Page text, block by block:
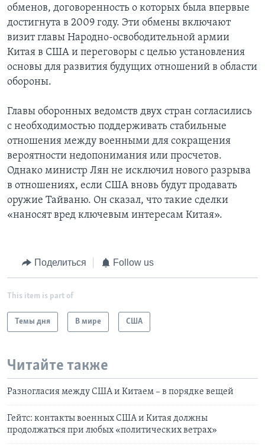
обменов, договоренность о которых была впервые
достигнута в 2009 году. Эти обмены включают
визит главы Народно-освободительной армии
Китая в США и переговоры с целью установления
основы для развития будущих отношений в области
обороны.
Главы оборонных ведомств двух стран согласились
с необходимостью поддерживать стабильные
отношения между военными для сокращения
вероятности недопонимания или просчетов.
Однако министр Лян не исключил нового разрыва
в отношениях, если США вновь будут продавать
оружие Тайваню. Он сказал, что такие сделки
«наносят вред ключевым интересам Китая».
Поделиться Follow us
This item is part of
Темы дня В мире США
Читайте также
Разногласия между США и Китаем – в порядке вещей
Гейтс: контакты военных США и Китая должны
продолжаться при любых «политических ветрах»